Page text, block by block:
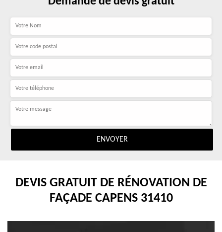
DEVIS GRATUIT DE RÉNOVATION DE
FAÇADE CAPENS 31410